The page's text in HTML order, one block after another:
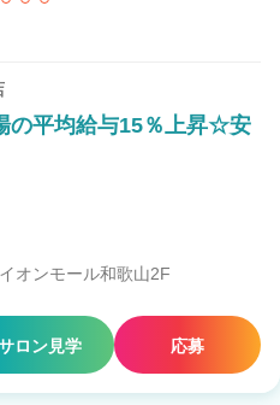
の平均給与15％上昇☆安
オンモール和歌山2F
ロン見学 応募